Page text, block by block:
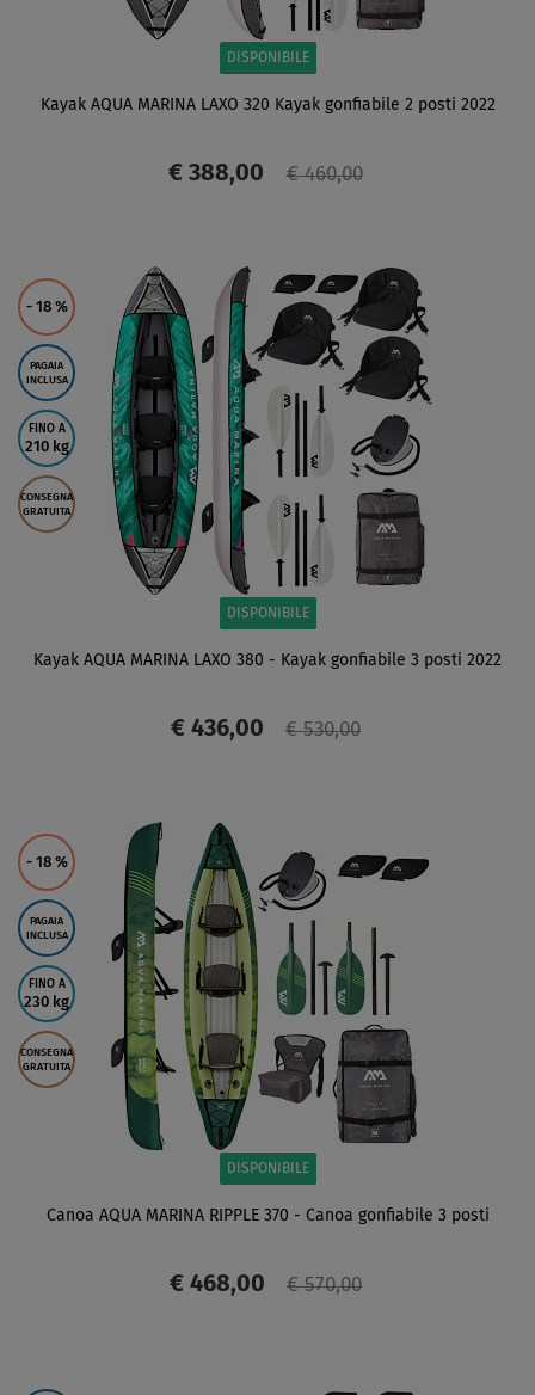
DISPONIBILE
Kayak AQUA MARINA LAXO 320 Kayak gonfiabile 2 posti 2022
€ 388,00 € 460,00
SCHERMO
- 18 %
PAGAIA
INCLUSA
FINO A
210 kg
CONSEGNA
GRATUITA
DISPONIBILE
Kayak AQUA MARINA LAXO 380 - Kayak gonfiabile 3 posti 2022
€ 436,00 € 530,00
SCHERMO
- 18 %
PAGAIA
INCLUSA
FINO A
230 kg
CONSEGNA
GRATUITA
DISPONIBILE
Canoa AQUA MARINA RIPPLE 370 - Canoa gonfiabile 3 posti
€ 468,00 € 570,00